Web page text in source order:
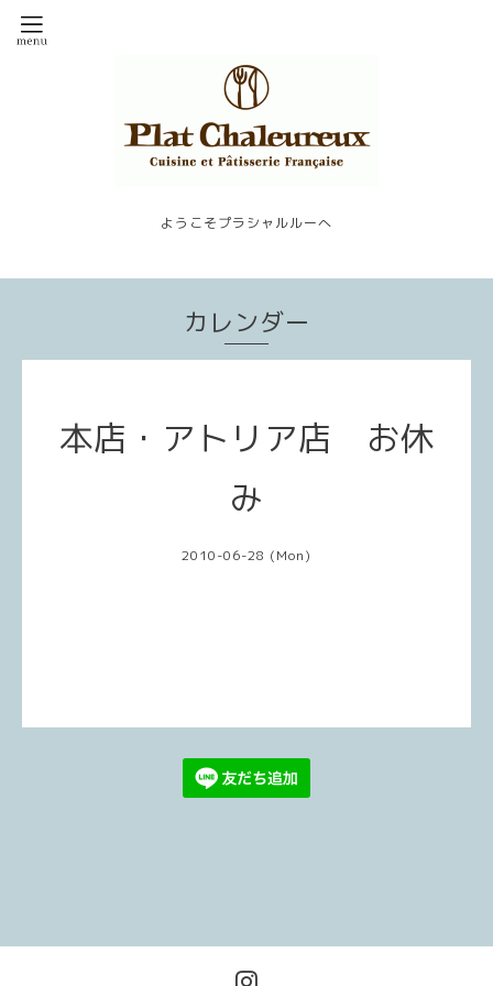
ようこそプラシャルルーへ
カレンダー
本店・アトリア店 お休
み
2010-06-28 (Mon)